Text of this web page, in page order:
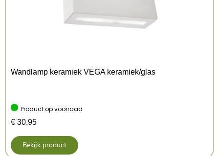
Afmetingen:lengte 14.5 cm, breedte 19.5 cm,
hoogte 43.0 cm
Wandlamp keramiek VEGA keramiek/glas
Product op voorraad
€ 30,95
Bekijk product